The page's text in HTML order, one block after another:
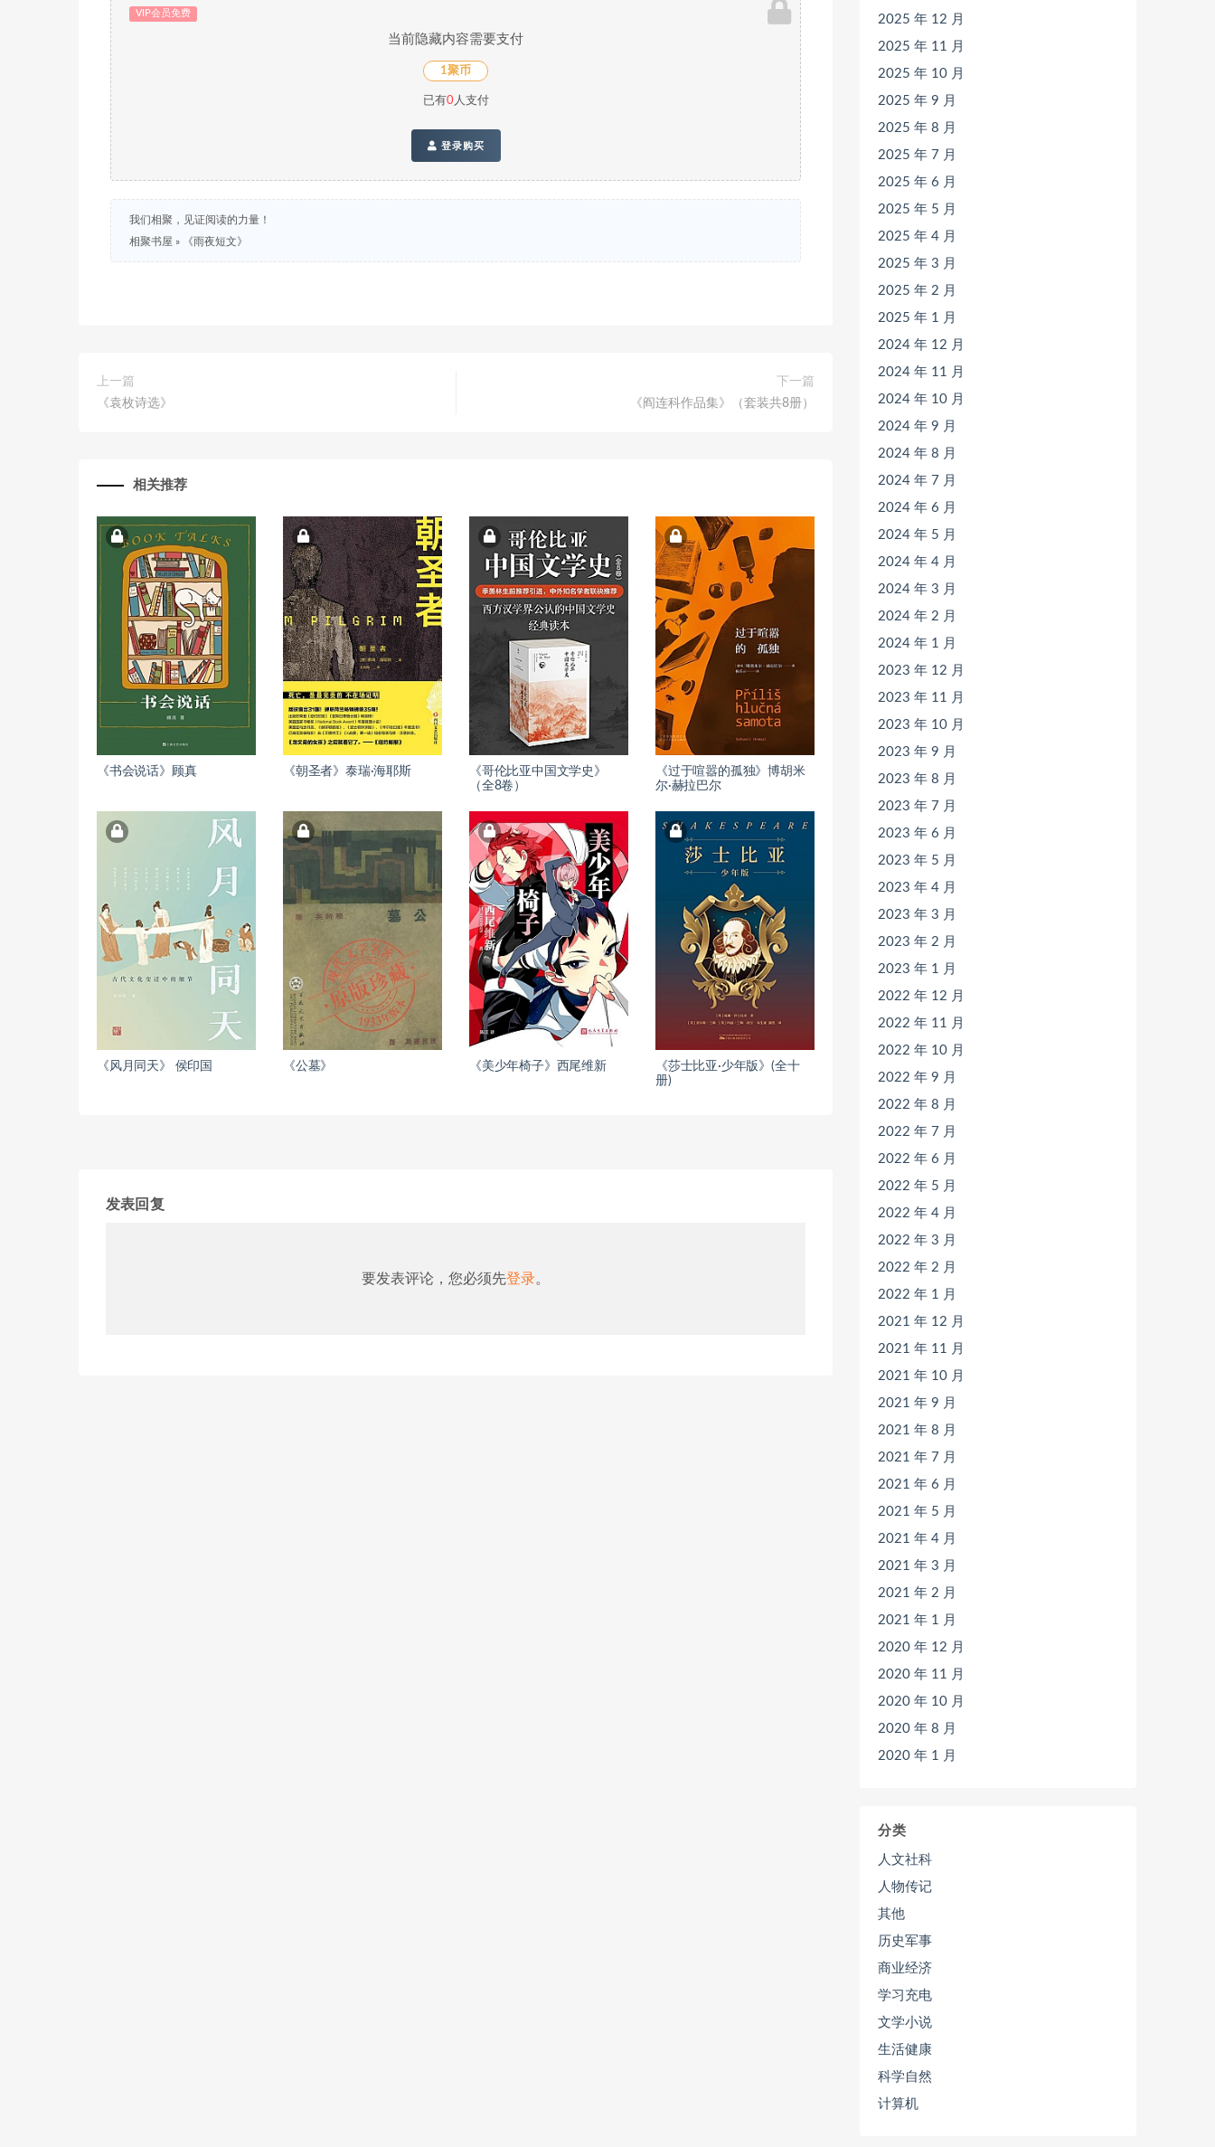
VIP会员免费
当前隐藏内容需要支付
1聚币
已有0人支付
登录购买
我们相聚，见证阅读的力量！
相聚书屋 » 《雨夜短文》
上一篇
《袁枚诗选》
下一篇
《阎连科作品集》（套装共8册）
相关推荐
《书会说话》顾真 《朝圣者》泰瑞·海耶斯
《哥伦比亚中国文学史》
（全8卷）
《过于喧嚣的孤独》博胡米
尔·赫拉巴尔
《风月同天》 侯印国 《公墓》 《美少年椅子》西尾维新
《莎士比亚·少年版》(全十
册)
发表回复
要发表评论，您必须先登录。
2025 年 12 月
2025 年 11 月
2025 年 10 月
2025 年 9 月
2025 年 8 月
2025 年 7 月
2025 年 6 月
2025 年 5 月
2025 年 4 月
2025 年 3 月
2025 年 2 月
2025 年 1 月
2024 年 12 月
2024 年 11 月
2024 年 10 月
2024 年 9 月
2024 年 8 月
2024 年 7 月
2024 年 6 月
2024 年 5 月
2024 年 4 月
2024 年 3 月
2024 年 2 月
2024 年 1 月
2023 年 12 月
2023 年 11 月
2023 年 10 月
2023 年 9 月
2023 年 8 月
2023 年 7 月
2023 年 6 月
2023 年 5 月
2023 年 4 月
2023 年 3 月
2023 年 2 月
2023 年 1 月
2022 年 12 月
2022 年 11 月
2022 年 10 月
2022 年 9 月
2022 年 8 月
2022 年 7 月
2022 年 6 月
2022 年 5 月
2022 年 4 月
2022 年 3 月
2022 年 2 月
2022 年 1 月
2021 年 12 月
2021 年 11 月
2021 年 10 月
2021 年 9 月
2021 年 8 月
2021 年 7 月
2021 年 6 月
2021 年 5 月
2021 年 4 月
2021 年 3 月
2021 年 2 月
2021 年 1 月
2020 年 12 月
2020 年 11 月
2020 年 10 月
2020 年 8 月
2020 年 1 月
分类
人文社科
人物传记
其他
历史军事
商业经济
学习充电
文学小说
生活健康
科学自然
计算机